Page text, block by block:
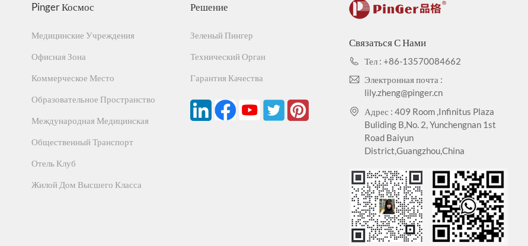
Pinger Космос
Медицинские Учреждения
Офисная Зона
Коммерческое Место
Образовательное Пространство
Международная Медицинская
Общественный Транспорт
Отель Клуб
Жилой Дом Высшего Класса
Решение
Зеленый Пингер
Технический Орган
Гарантия Качества
Связаться С Нами
Тел : +86-13570084662
Электронная почта :
lily.zheng@pinger.cn
Адрес : 409 Room ,Infinitus Plaza
Buliding B,No. 2, Yunchengnan 1st
Road Baiyun
District,Guangzhou,China